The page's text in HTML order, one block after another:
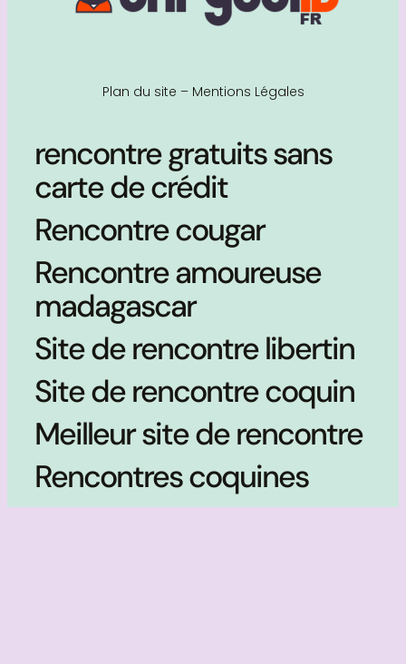
Plan du site – Mentions Légales
rencontre gratuits sans
carte de crédit
Rencontre cougar
Rencontre amoureuse
madagascar
Site de rencontre libertin
Site de rencontre coquin
Meilleur site de rencontre
Rencontres coquines